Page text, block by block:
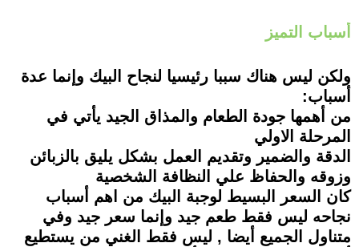
أسباب التميز
ولكن ليس هناك سببا رئيسيا لنجاح البيك وإنما عدة
أسباب:
من أهمها جودة الطعام والمذاق الجيد يأتي في
المرحلة الاولي
الدقة والضمير وتقديم العمل بشكل يليق بالزبائن
وزوقه والحفاظ علي النظافة الشخصية
كان السعر البسيط لوجبة البيك من اهم أسباب
نجاحه ليس فقط طعم جيد وإنما سعر جيد وفي
متناول الجميع أيضا , ليس فقط الغني من يستطيع